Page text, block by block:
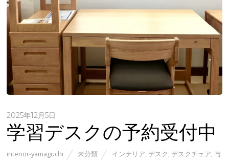
2025年12月5日
学習デスクの予約受付中
interior-yamaguchi 未分類 インテリア, デスク, デスクチェア,与